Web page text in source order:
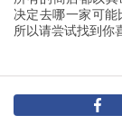
决定去哪一家可能
所以请尝试找到你